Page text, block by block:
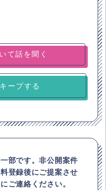
ープする
部です。非公開案件
登録後にご提案させ
ご連絡ください。